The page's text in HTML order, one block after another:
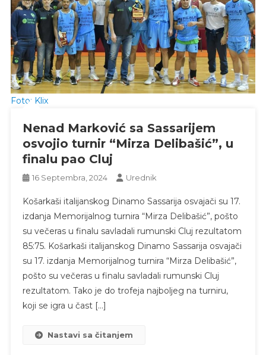
Foto: Klix
Nenad Marković sa Sassarijem
osvojio turnir “Mirza Delibašić”, u
finalu pao Cluj
16 Septembra, 2024 Urednik
Košarkaši italijanskog Dinamo Sassarija osvajači su 17.
izdanja Memorijalnog turnira “Mirza Delibašić”, pošto
su večeras u finalu savladali rumunski Cluj rezultatom
85:75. Košarkaši italijanskog Dinamo Sassarija osvajači
su 17. izdanja Memorijalnog turnira “Mirza Delibašić”,
pošto su večeras u finalu savladali rumunski Cluj
rezultatom. Tako je do trofeja najboljeg na turniru,
koji se igra u čast […]
Nastavi sa čitanjem